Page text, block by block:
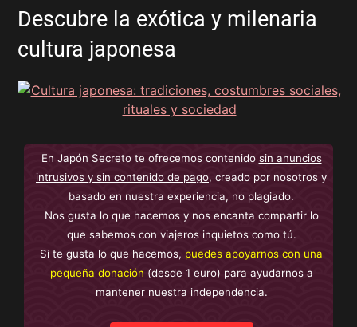
Descubre la exótica y milenaria
cultura japonesa
En Japón Secreto te ofrecemos contenido sin anuncios
intrusivos y sin contenido de pago, creado por nosotros y
basado en nuestra experiencia, no plagiado.
Nos gusta lo que hacemos y nos encanta compartir lo
que sabemos con viajeros inquietos como tú.
Si te gusta lo que hacemos, puedes apoyarnos con una
pequeña donación (desde 1 euro) para ayudarnos a
mantener nuestra independencia.